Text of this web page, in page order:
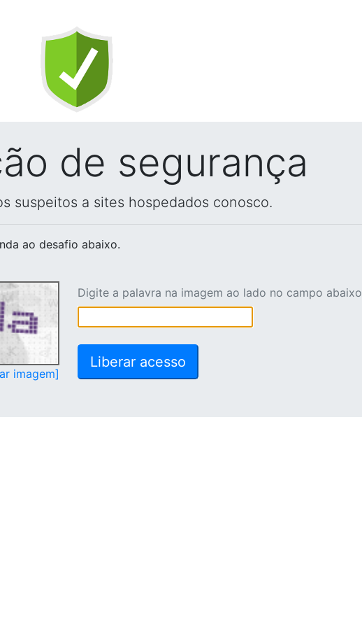
de segurança
suspeitos a sites hospedados conosco.
ao desafio abaixo.
imagem]
Digite a palavra na imagem ao lado no campo abaixo